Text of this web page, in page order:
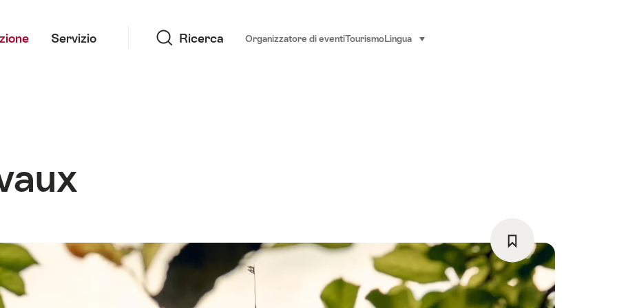
Servizio Ricerca Organizzatore di eventiTourismoLingua seleziona (clicca per visualizzare)
Salva
come